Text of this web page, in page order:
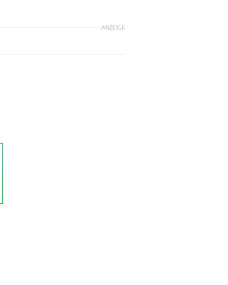
ANZEIGE